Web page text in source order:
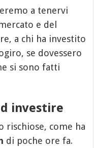
a tenervi
e del
a chi ha investito
se dovessero
si sono fatti
investire
rischiose, come ha
di poche ore fa.